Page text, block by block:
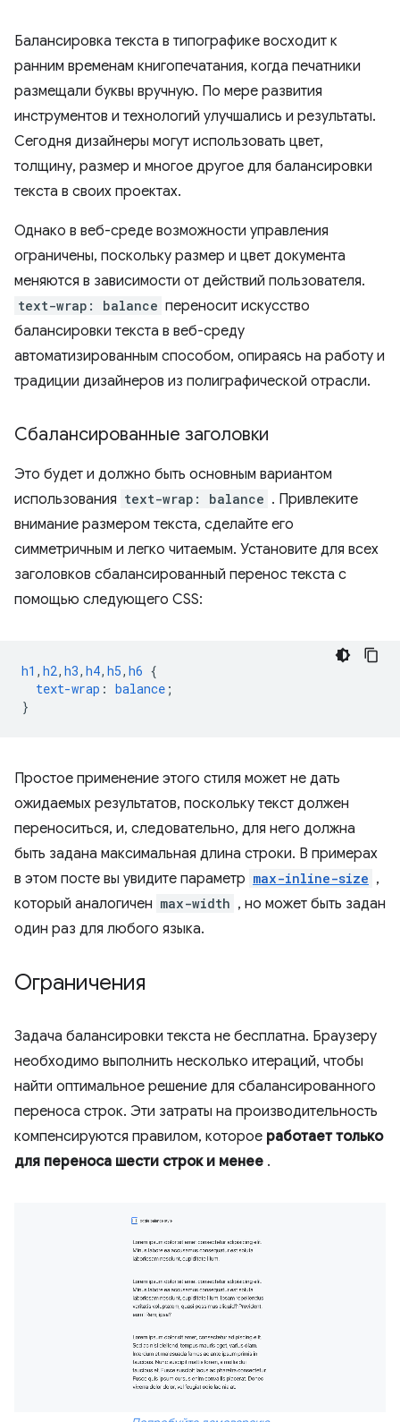
Балансировка текста в типографике восходит к
ранним временам книгопечатания, когда печатники
размещали буквы вручную. По мере развития
инструментов и технологий улучшались и результаты.
Сегодня дизайнеры могут использовать цвет,
толщину, размер и многое другое для балансировки
текста в своих проектах.
Однако в веб-среде возможности управления
ограничены, поскольку размер и цвет документа
меняются в зависимости от действий пользователя.
text-wrap: balance переносит искусство
балансировки текста в веб-среду
автоматизированным способом, опираясь на работу и
традиции дизайнеров из полиграфической отрасли.
Сбалансированные заголовки
Это будет и должно быть основным вариантом
использования text-wrap: balance . Привлеките
внимание размером текста, сделайте его
симметричным и легко читаемым. Установите для всех
заголовков сбалансированный перенос текста с
помощью следующего CSS:
h1 , h2, h3, h4, h5, h6 {
text-wrap : balance ;
}
Простое применение этого стиля может не дать
ожидаемых результатов, поскольку текст должен
переноситься, и, следовательно, для него должна
быть задана максимальная длина строки. В примерах
в этом посте вы увидите параметр max-inline-size ,
который аналогичен max-width , но может быть задан
один раз для любого языка.
Ограничения
Задача балансировки текста не бесплатна. Браузеру
необходимо выполнить несколько итераций, чтобы
найти оптимальное решение для сбалансированного
переноса строк. Эти затраты на производительность
компенсируются правилом, которое работает только
для переноса шести строк и менее .